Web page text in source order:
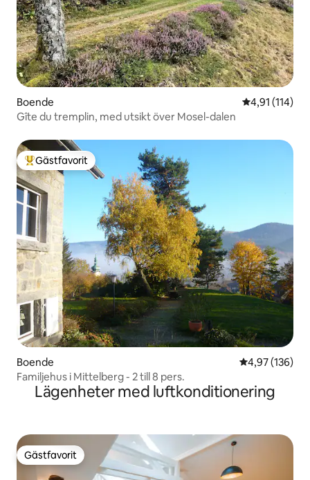
Boende 4,91 av 5 i
4,91 (114)
Gîte du tremplin, med utsikt över Mosel-dalen
Populär gästfavorit
Gästfavorit
Boende 4,97 av 5 i
4,97 (136)
Familjehus i Mittelberg - 2 till 8 pers.
Lägenheter med luftkonditionering
Gästfavorit
Gästfavorit